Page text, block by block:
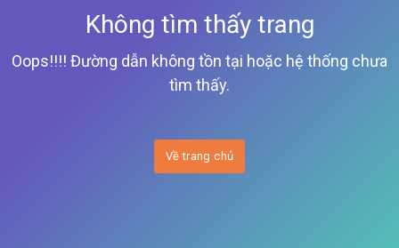
Không tìm thấy trang
Oops!!!! Đường dẫn không tồn tại hoặc hệ thống chưa
tìm thấy.
Về trang chủ